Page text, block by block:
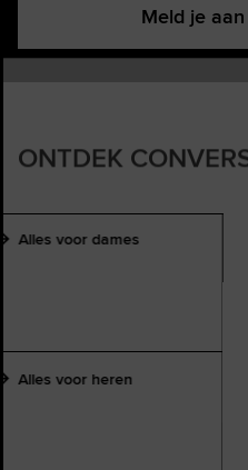
Meld je
ONTDEK
Alles voor dames
Alles voor heren